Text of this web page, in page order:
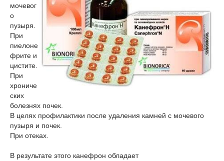
мочевог
о
пузыря.
При
пиелоне
фрите и
цистите.
При
хрониче
ских
болезнях почек.
В целях профилактики после удаления камней с мочевого
пузыря и почек.
При отеках.
В результате этого канефрон обладает